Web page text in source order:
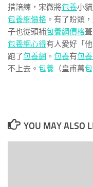
措諳練，宋微將包養小貓
包養網價格 。有了盼頭，
子也從頭補包養網價格
包養網心得有人愛好「
跑了包養網 。 包養有包
不上去。 包養 （皇甫萬
YOU MAY ALSO